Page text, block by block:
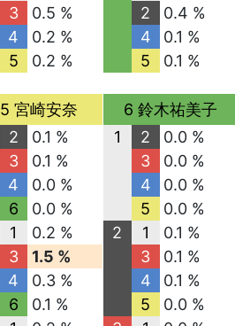
3
0.5 %
4
0.2 %
5
0.2 %
2
0.4 %
4
0.1 %
5
0.1 %
5 宮崎安奈
2
0.1 %
3
0.1 %
4
0.0 %
6
0.0 %
1
0.2 %
3
1.5 %
4
0.3 %
6
0.1 %
6 鈴木祐美子
1
2
0.0 %
3
0.0 %
4
0.0 %
5
0.0 %
2
1
0.1 %
3
0.1 %
4
0.1 %
5
0.0 %